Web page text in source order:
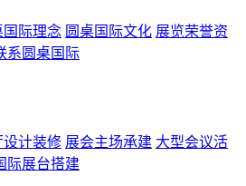
国际理念 圆桌国际文化 展览荣誉资
系圆桌国际
设计装修 展会主场承建 大型会议活
际展台搭建